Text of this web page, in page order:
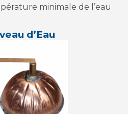
minimale de l’eau
d’Eau